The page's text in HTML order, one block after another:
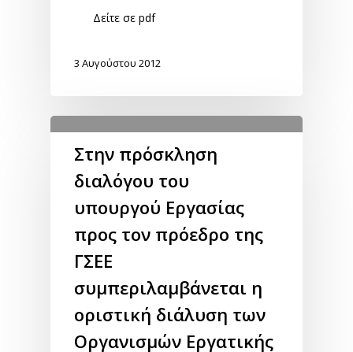
Δείτε σε pdf
3 Αυγούστου 2012
Στην πρόσκληση
διαλόγου του
υπουργού Εργασίας
προς τον πρόεδρο της
ΓΣΕΕ
συμπεριλαμβάνεται η
οριστική διάλυση των
Οργανισμών Εργατικής